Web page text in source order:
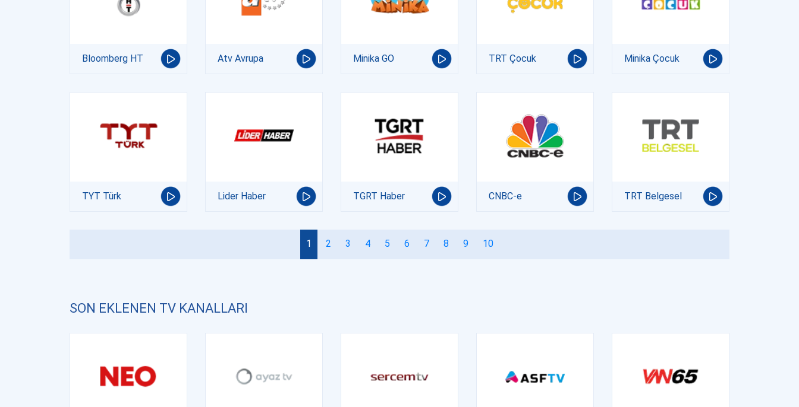
Bloomberg HT Atv Avrupa Minika GO TRT Çocuk Minika Çocuk
TYT Türk Lider Haber TGRT Haber CNBC-e TRT Belgesel
1 2 3 4 5 6 7 8 9 10
SON EKLENEN TV KANALLARI